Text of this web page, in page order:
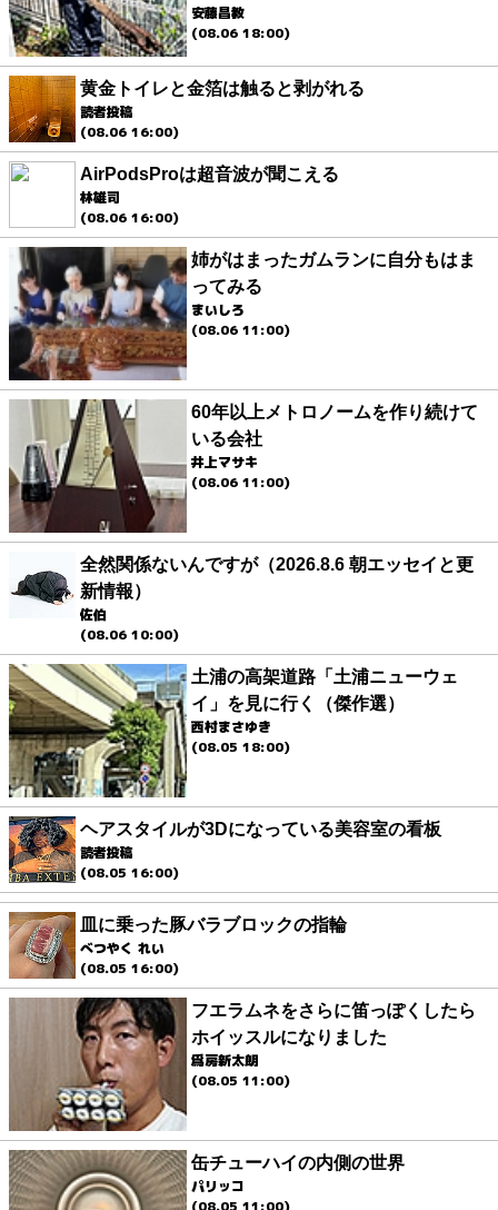
安藤昌教
(08.06 18:00)
黄金トイレと金箔は触ると剥がれる
読者投稿
(08.06 16:00)
AirPodsProは超音波が聞こえる
林雄司
(08.06 16:00)
姉がはまったガムランに自分もはま
ってみる
まいしろ
(08.06 11:00)
60年以上メトロノームを作り続けて
いる会社
井上マサキ
(08.06 11:00)
全然関係ないんですが（2026.8.6 朝エッセイと更
新情報）
佐伯
(08.06 10:00)
土浦の高架道路「土浦ニューウェ
イ」を見に行く（傑作選）
西村まさゆき
(08.05 18:00)
ヘアスタイルが3Dになっている美容室の看板
読者投稿
(08.05 16:00)
皿に乗った豚バラブロックの指輪
べつやく れい
(08.05 16:00)
フエラムネをさらに笛っぽくしたら
ホイッスルになりました
爲房新太朗
(08.05 11:00)
缶チューハイの内側の世界
パリッコ
(08.05 11:00)